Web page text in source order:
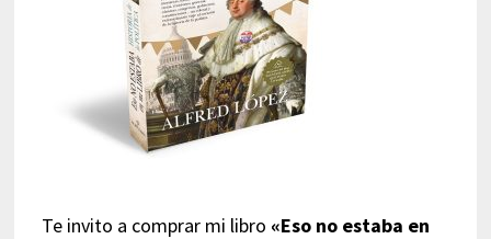
Te invito a comprar mi libro «Eso no estaba en